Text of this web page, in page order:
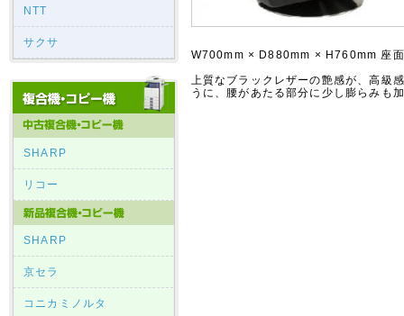
NTT
サクサ
SHARP
リコー
SHARP
京セラ
コニカミノルタ
W700mm × D880mm × H760mm 座
上質なブラックレザーの艶感が、高級
うに、腰があたる部分に少し膨らみも